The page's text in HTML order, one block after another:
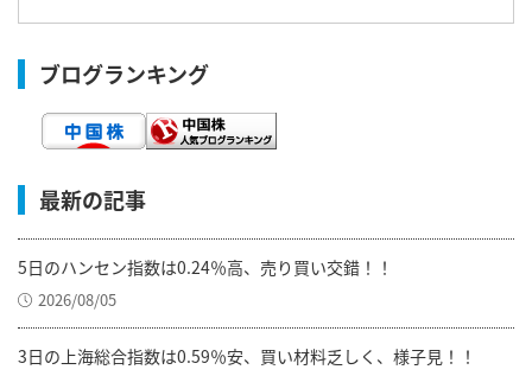
ブログランキング
最新の記事
5日のハンセン指数は0.24％高、売り買い交錯！！
2026/08/05
3日の上海総合指数は0.59％安、買い材料乏しく、様子見！！